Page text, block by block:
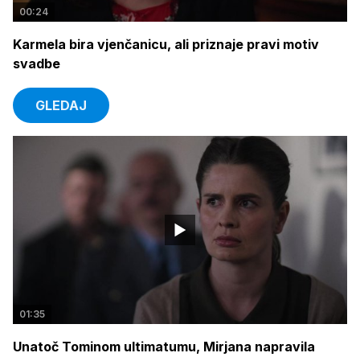
00:24
Karmela bira vjenčanicu, ali priznaje pravi motiv
svadbe
GLEDAJ
01:35
Unatoč Tominom ultimatumu, Mirjana napravila